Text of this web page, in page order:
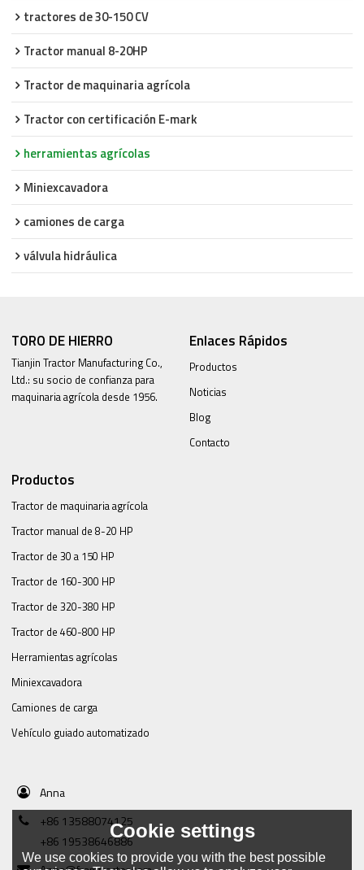
tractores de 30-150 CV
Tractor manual 8-20HP
Tractor de maquinaria agrícola
Tractor con certificación E-mark
herramientas agrícolas
Miniexcavadora
camiones de carga
válvula hidráulica
TORO DE HIERRO
Tianjin Tractor Manufacturing Co.,
Ltd.: su socio de confianza para
maquinaria agrícola desde 1956.
Enlaces Rápidos
Productos
Noticias
Blog
Contacto
Productos
Tractor de maquinaria agrícola
Tractor manual de 8-20 HP
Tractor de 30 a 150 HP
Tractor de 160-300 HP
Tractor de 320-380 HP
Tractor de 460-800 HP
Herramientas agrícolas
Miniexcavadora
Camiones de carga
Vehículo guiado automatizado
Anna
+86 13588074125
+86 19538646886Cookie settings
We use cookies to provide you with the best possible